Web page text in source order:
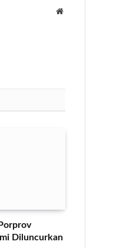
Website
Diluncurkan